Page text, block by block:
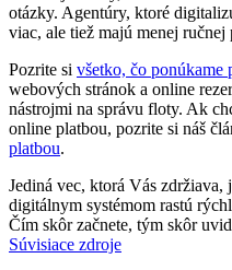
otázky. Agentúry, ktoré
viac, ale tiež majú menej ručnej
Pozrite si všetko, čo ponúkame
webových stránok a online
nástrojmi na správu floty. Ak
online platbou, pozrite si náš
platbou.
Jediná vec, ktorá Vás
digitálnym systémom rastú
Čím skôr začnete, tým skôr
Súvisiace zdroje